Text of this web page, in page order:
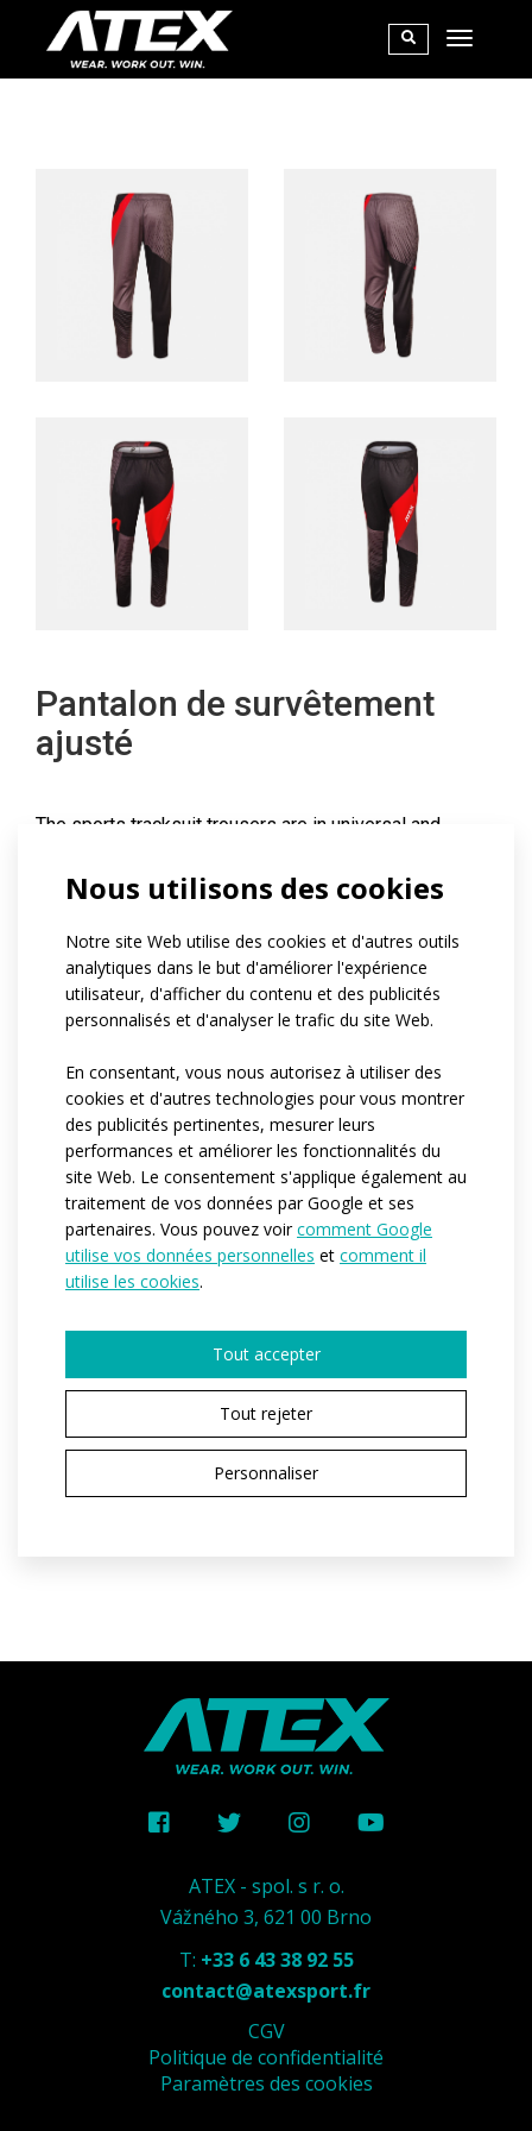
Nous utilisons des cookies
Notre site Web utilise des cookies et d'autres outils
analytiques dans le but d'améliorer l'expérience
utilisateur, d'afficher du contenu et des publicités
personnalisés et d'analyser le trafic du site Web.
En consentant, vous nous autorisez à utiliser des
cookies et d'autres technologies pour vous montrer
des publicités pertinentes, mesurer leurs
performances et améliorer les fonctionnalités du
site Web. Le consentement s'applique également au
traitement de vos données par Google et ses
partenaires. Vous pouvez voircomment Google
utilise vos données personnelles et comment il
utilise les cookies.
Tout accepter
Tout rejeter
Personnaliser
Pantalon de survêtement
ajusté
The sports tracksuit trousers are in universal and
made from smooth and soft quick-drying Dryclim
that is firmer but still smooth and resistant to chafe.
Trousers have an elastic waistband with drawstring,
front panel with two zip pockets and reflective details.
Zips can be added to the bottom of the trousers at your
request.
Référence:
at994
Matériau:
Dryclim
Tchendan
Variantes:
Unisex / Dětská
Tailles enfant:
122-128 / 134 -140 / 146 / 152
XS / S / M / L / XL / XXL / 3XL
ATEX - spol. s r. o.
Vážného 3, 621 00 Brno
T: +33 6 43 38 92 55
contact@atexsport.fr
CGV
Politique de confidentialité
Paramètres des cookies